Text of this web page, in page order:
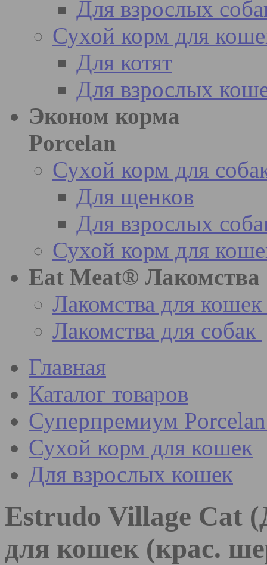
Для взрослых
Сухой корм для
Для котят
Для взрослых
Эконом корма
Porcelan
Сухой корм для
Для щенков
Для взрослых
Сухой корм для
Eat Meat® Лакомства
Лакомства для кошек
Лакомства для собак
Главная
Каталог товаров
Суперпремиум
Сухой корм для кошек
Для взрослых кошек
Estrudo Village Cat
для кошек (крас.